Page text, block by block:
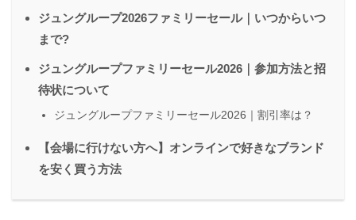
ジュングループ2026ファミリーセール｜いつからいつ
まで?
ジュングループファミリーセール2026｜参加方法と招
待状について
ジュングループファミリーセール2026｜割引率は？
【会場に行けない方へ】オンラインで好きなブランド
を安く買う方法